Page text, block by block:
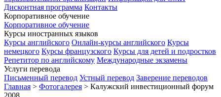
Дисконтная программа Контакты
Корпоративное обучение
Корпоративное обучение
Курсы иностранных языков
Курсы английского Онлайн-курсы английского Курсы
немецкого Курсы французского Курсы для детей и подростков
Репетитор по английскому Международные экзамены
Услуги перевода
Письменный перевод Устный перевод Заверение переводов
Главная > Фотогалерея > Калужский инвестиционный форум
2008